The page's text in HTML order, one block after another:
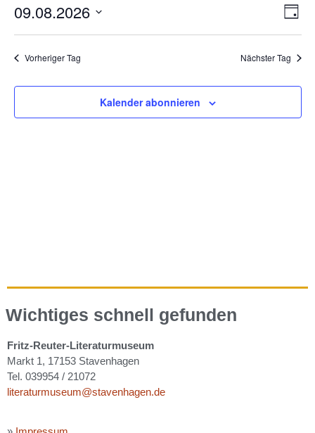
Tag
09.08.2026
wählen.
Vorheriger Tag
Nächster Tag
Kalender abonnieren
Wichtiges schnell gefunden
Fritz-Reuter-Literaturmuseum
Markt 1, 17153 Stavenhagen
Tel. 039954 / 21072
literaturmuseum@stavenhagen.de